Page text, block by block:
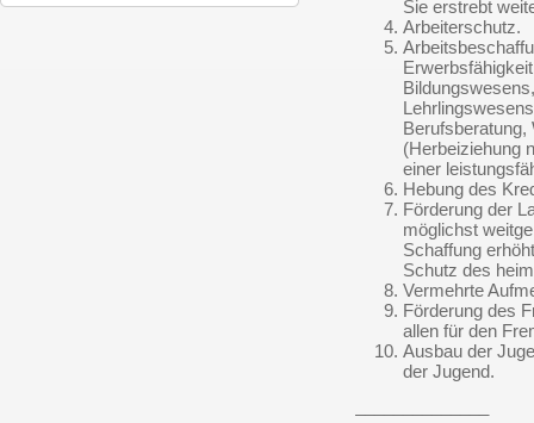
Sie erstrebt
Arbeiterschutz.
(Herbeiziehung
einer
Hebung des
Förderung der
möglichst
Schaffung
Schutz des
Vermehrte
Förderung des
allen für den
Ausbau der
der Jugend.